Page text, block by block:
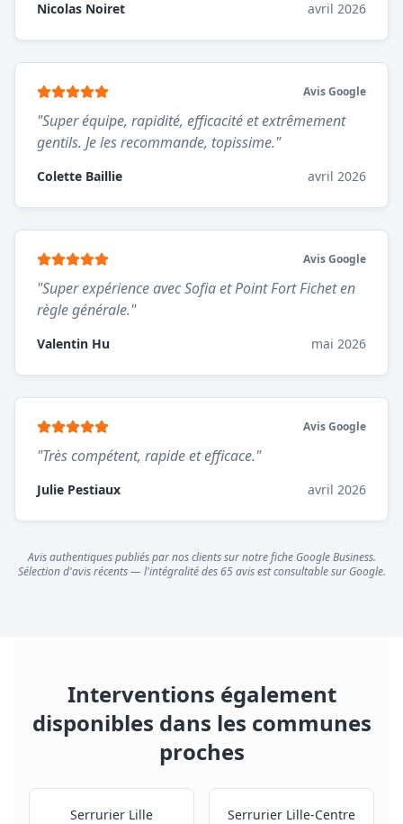
Nicolas Noiret avril 2026
Avis Google
"Super équipe, rapidité, efficacité et extrêmement
gentils. Je les recommande, topissime."
Colette Baillie avril 2026
Avis Google
"Super expérience avec Sofia et Point Fort Fichet en
règle générale."
Valentin Hu mai 2026
Avis Google
"Très compétent, rapide et efficace."
Julie Pestiaux avril 2026
Avis authentiques publiés par nos clients sur notre fiche Google Business.
Sélection d'avis récents — l'intégralité des65 avis est consultable sur Google.
Interventions également
disponibles dans les communes
proches
Serrurier Lille Serrurier Lille-Centre